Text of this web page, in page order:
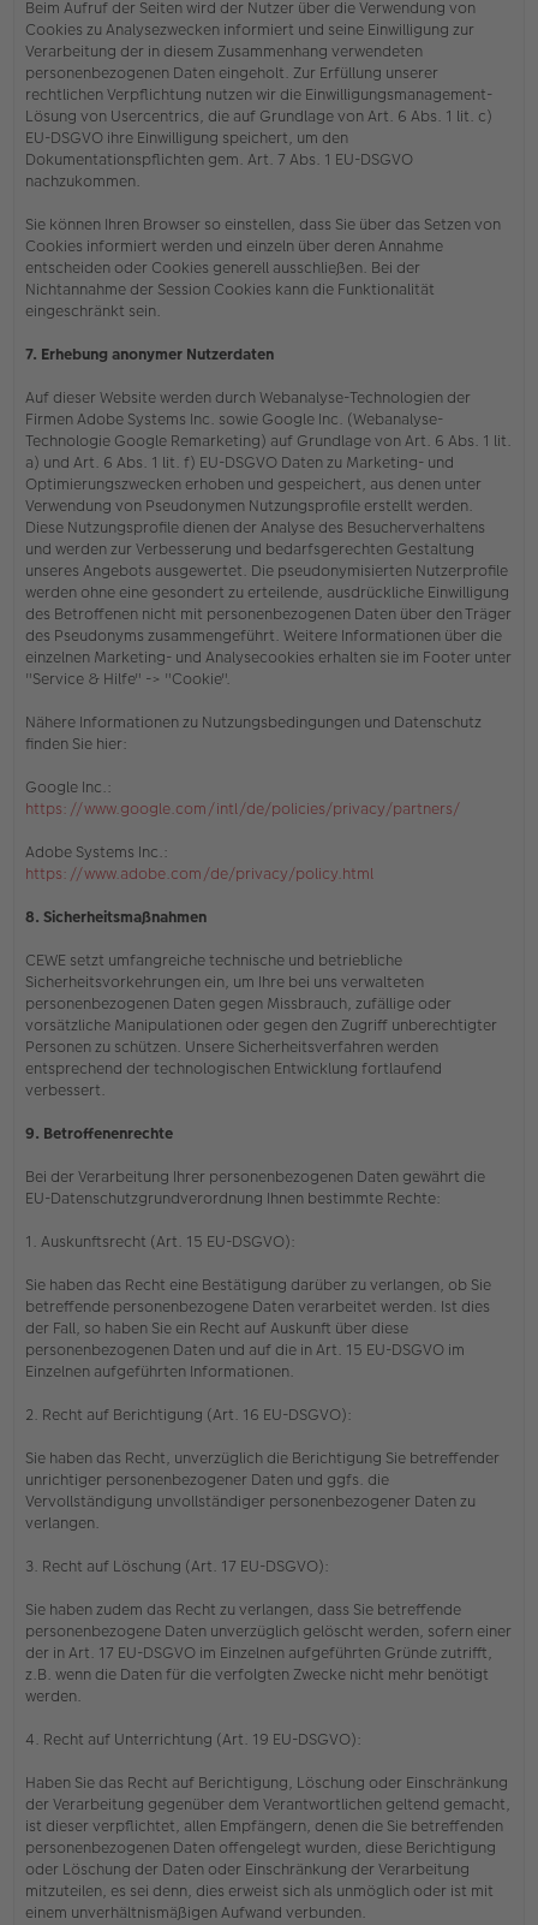
Beim Aufruf der Seiten wird der Nutzer über die Verwendung von
Cookies zu Analysezwecken informiert und seine Einwilligung zur
Verarbeitung der in diesem Zusammenhang verwendeten
personenbezogenen Daten eingeholt. Zur Erfüllung unserer
rechtlichen Verpflichtung nutzen wir die Einwilligungsmanagement-
Lösung von Usercentrics, die auf Grundlage von Art. 6 Abs. 1 lit. c)
EU-DSGVO ihre Einwilligung speichert, um den
Dokumentationspflichten gem. Art. 7 Abs. 1 EU-DSGVO
nachzukommen.
Sie können Ihren Browser so einstellen, dass Sie über das Setzen von
Cookies informiert werden und einzeln über deren Annahme
entscheiden oder Cookies generell ausschließen. Bei der
Nichtannahme der Session Cookies kann die Funktionalität
eingeschränkt sein.
7. Erhebung anonymer Nutzerdaten
Auf dieser Website werden durch Webanalyse-Technologien der
Firmen Adobe Systems Inc. sowie Google Inc. (Webanalyse-
Technologie Google Remarketing) auf Grundlage von Art. 6 Abs. 1 lit.
a) und Art. 6 Abs. 1 lit. f) EU-DSGVO Daten zu Marketing- und
Optimierungszwecken erhoben und gespeichert, aus denen unter
Verwendung von Pseudonymen Nutzungsprofile erstellt werden.
Diese Nutzungsprofile dienen der Analyse des Besucherverhaltens
und werden zur Verbesserung und bedarfsgerechten Gestaltung
unseres Angebots ausgewertet. Die pseudonymisierten Nutzerprofile
werden ohne eine gesondert zu erteilende, ausdrückliche Einwilligung
des Betroffenen nicht mit personenbezogenen Daten über den Träger
des Pseudonyms zusammengeführt. Weitere Informationen über die
einzelnen Marketing- und Analysecookies erhalten sie im Footer unter
"Service & Hilfe" -> "Cookie".
Nähere Informationen zu Nutzungsbedingungen und Datenschutz
finden Sie hier:
Google Inc.:
https://www.google.com/intl/de/policies/privacy/partners/
Adobe Systems Inc.:
https://www.adobe.com/de/privacy/policy.html
8. Sicherheitsmaßnahmen
CEWE setzt umfangreiche technische und betriebliche
Sicherheitsvorkehrungen ein, um Ihre bei uns verwalteten
personenbezogenen Daten gegen Missbrauch, zufällige oder
vorsätzliche Manipulationen oder gegen den Zugriff unberechtigter
Personen zu schützen. Unsere Sicherheitsverfahren werden
entsprechend der technologischen Entwicklung fortlaufend
verbessert.
9. Betroffenenrechte
Bei der Verarbeitung Ihrer personenbezogenen Daten gewährt die
EU-Datenschutzgrundverordnung Ihnen bestimmte Rechte:
1. Auskunftsrecht (Art. 15 EU-DSGVO):
Sie haben das Recht eine Bestätigung darüber zu verlangen, ob Sie
betreffende personenbezogene Daten verarbeitet werden. Ist dies
der Fall, so haben Sie ein Recht auf Auskunft über diese
personenbezogenen Daten und auf die in Art. 15 EU-DSGVO im
Einzelnen aufgeführten Informationen.
2. Recht auf Berichtigung (Art. 16 EU-DSGVO):
Sie haben das Recht, unverzüglich die Berichtigung Sie betreffender
unrichtiger personenbezogener Daten und ggfs. die
Vervollständigung unvollständiger personenbezogener Daten zu
verlangen.
3. Recht auf Löschung (Art. 17 EU-DSGVO):
Sie haben zudem das Recht zu verlangen, dass Sie betreffende
personenbezogene Daten unverzüglich gelöscht werden, sofern einer
der in Art. 17 EU-DSGVO im Einzelnen aufgeführten Gründe zutrifft,
z.B. wenn die Daten für die verfolgten Zwecke nicht mehr benötigt
werden.
4. Recht auf Unterrichtung (Art. 19 EU-DSGVO):
Haben Sie das Recht auf Berichtigung, Löschung oder Einschränkung
der Verarbeitung gegenüber dem Verantwortlichen geltend gemacht,
ist dieser verpflichtet, allen Empfängern, denen die Sie betreffenden
personenbezogenen Daten offengelegt wurden, diese Berichtigung
oder Löschung der Daten oder Einschränkung der Verarbeitung
mitzuteilen, es sei denn, dies erweist sich als unmöglich oder ist mit
einem unverhältnismäßigen Aufwand verbunden.